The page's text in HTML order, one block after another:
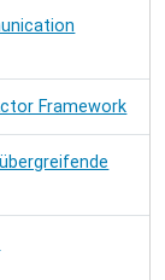
Framework